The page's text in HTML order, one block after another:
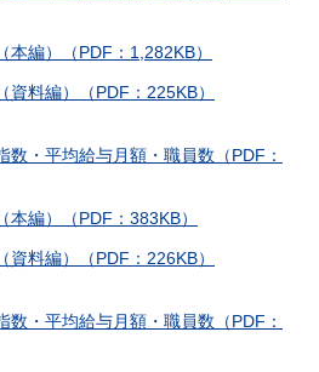
編）（PDF：1,282KB）
料編）（PDF：225KB）
数・平均給与月額・職員数（PDF：
編）（PDF：383KB）
料編）（PDF：226KB）
数・平均給与月額・職員数（PDF：